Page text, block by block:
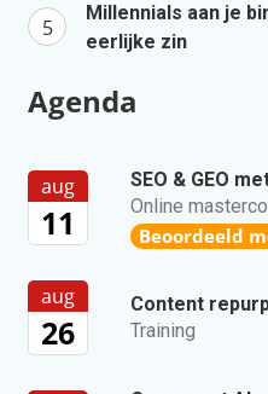
Millennials aan je
eerlijke zin
Agenda
aug
11
SEO & GEO
Online
Beoordeeld
aug
26
Content
Training